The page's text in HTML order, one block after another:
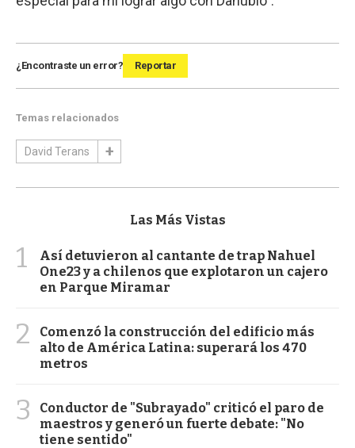
¿Encontraste un error? Reportar
Temas relacionados
David Terans
Las Más Vistas
1
Así detuvieron al cantante de trap Nahuel
One23 y a chilenos que explotaron un cajero
en Parque Miramar
2
Comenzó la construcción del edificio más
alto de América Latina: superará los 470
metros
3
Conductor de "Subrayado" criticó el paro de
maestros y generó un fuerte debate: "No
tiene sentido"